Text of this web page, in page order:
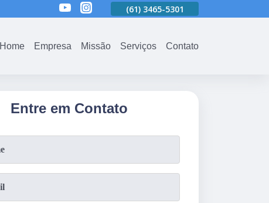
3465-5301 (61) 3465-5301
Home Empresa Missão Serviços Contato
Entre em Contato